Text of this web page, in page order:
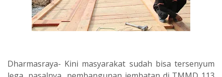
Dharmasraya- Kini masyarakat sudah bisa tersenyum